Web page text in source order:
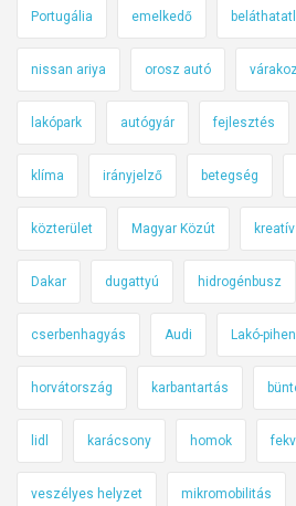
Portugália emelkedő
nissan ariya orosz autó
lakópark autógyár fejlesztés
klíma irányjelző betegség
közterület Magyar Közút kreatív
Dakar dugattyú hidrogénbusz
cserbenhagyás Audi Lakó-
horvátország karbantartás
lidl karácsony homok
veszélyes helyzet mikromobilitás